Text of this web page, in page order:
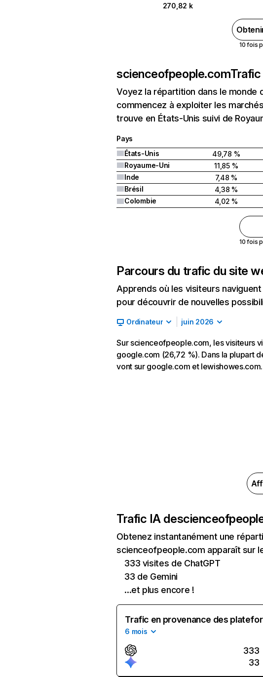
270,82 k
10 fois
scienceofpeople.com
Voyez la répartition dans le
commencez à exploiter les
trouve en États-Unis suivi de
Pays
États-Unis
49,78 %
Royaume-Uni
11,85 %
Inde
7,48 %
Brésil
4,38 %
Colombie
4,02 %
10 fois
Parcours du trafic du site
Apprends où les visiteurs
pour découvrir de nouvelles
Ordinateur juin 2026
Sur scienceofpeople.com, les visiteurs
google.com (26,72 %). Dans la plupart
vont sur google.com et lewishowes.com.
Trafic IA de
Obtenez instantanément une
scienceofpeople.com apparaît sur
333 visites de ChatGPT
33 de Gemini
...et plus encore !
Trafic en provenance des
6 mois
333
33